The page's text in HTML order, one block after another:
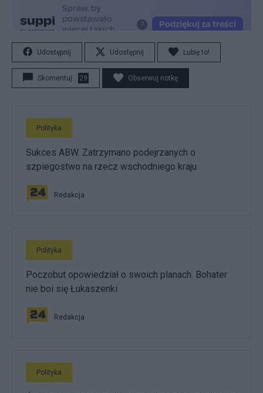
Udostępnij Udostępnij Lubię to!
Skomentuj 29 Obserwuj notkę
Polityka
Sukces ABW. Zatrzymano podejrzanych o
szpiegostwo na rzecz wschodniego kraju
Redakcja
Polityka
Poczobut opowiedział o swoich planach. Bohater
nie boi się Łukaszenki
Redakcja
Polityka